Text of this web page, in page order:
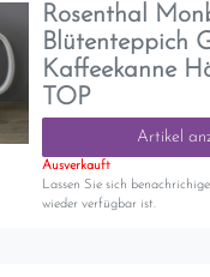
Rosenthal
Blütenteppich
Kaffeekanne
TOP
Artikel
Ausverkauft
Lassen Sie sich
wieder verfügbar ist.